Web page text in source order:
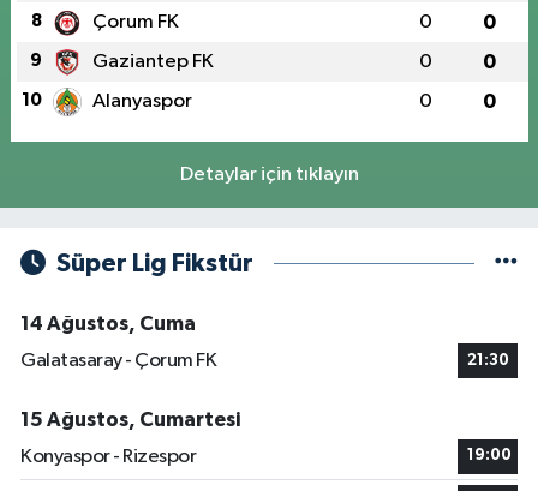
8 Çorum FK 0 0
9 Gaziantep FK 0 0
10 Alanyaspor 0 0
Detaylar için tıklayın
Süper Lig Fikstür
14 Ağustos, Cuma
Galatasaray - Çorum FK
21:30
15 Ağustos, Cumartesi
Konyaspor - Rizespor
19:00